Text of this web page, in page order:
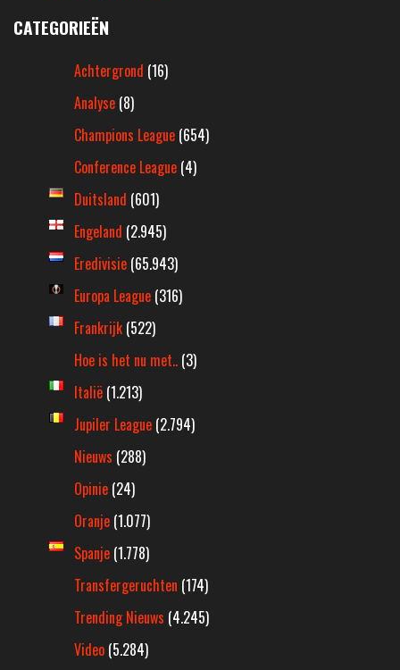
CATEGORIEËN
Achtergrond (16)
Analyse (8)
Champions League (654)
Conference League (4)
Duitsland (601)
Engeland (2.945)
Eredivisie (65.943)
Europa League (316)
Frankrijk (522)
Hoe is het nu met.. (3)
Italië (1.213)
Jupiler League (2.794)
Nieuws (288)
Opinie (24)
Oranje (1.077)
Spanje (1.778)
Transfergeruchten (174)
Trending Nieuws (4.245)
Video (5.284)